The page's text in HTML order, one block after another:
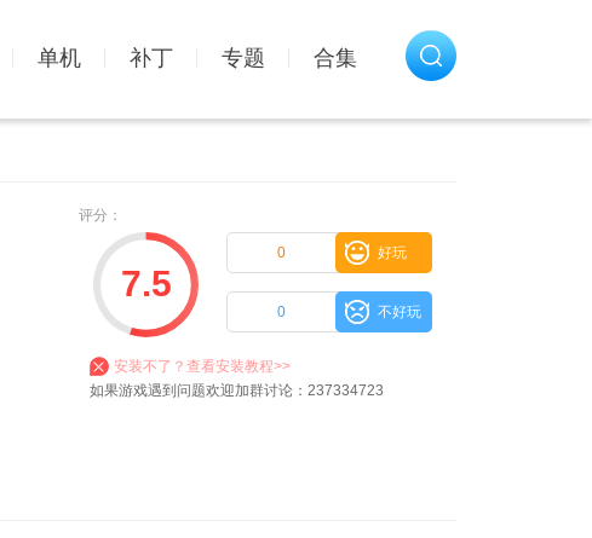
单机 补丁 专题 合集
评分：
7.5
好玩
0
不好玩
0
安装不了？查看安装教程>>
如果游戏遇到问题欢迎加群讨论：237334723